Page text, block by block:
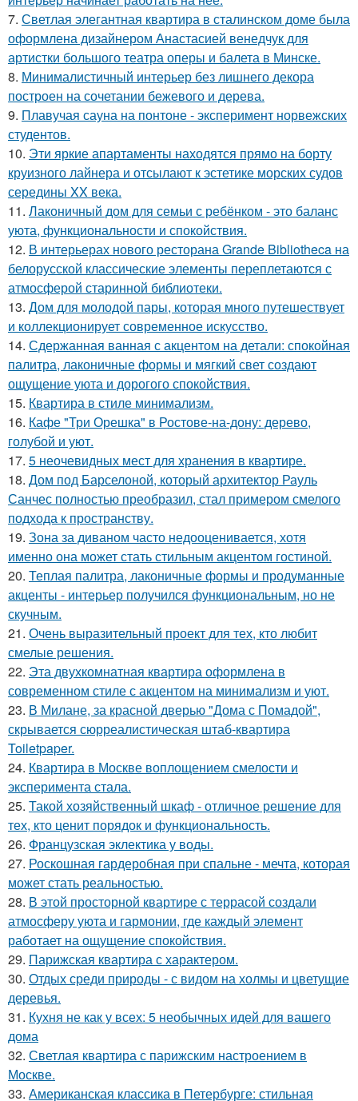
7. Светлая элегантная квартира в сталинском доме была
оформлена дизайнером Анастасией венедчук для
артистки большого театра оперы и балета в Минске.
8. Минималистичный интерьер без лишнего декора
построен на сочетании бежевого и дерева.
9. Плавучая сауна на понтоне - эксперимент норвежских
студентов.
10. Эти яркие апартаменты находятся прямо на борту
круизного лайнера и отсылают к эстетике морских судов
середины XX века.
11. Лаконичный дом для семьи с ребёнком - это баланс
уюта, функциональности и спокойствия.
12. В интерьерах нового ресторана Grande Bibliotheca на
белорусской классические элементы переплетаются с
атмосферой старинной библиотеки.
13. Дом для молодой пары, которая много путешествует
и коллекционирует современное искусство.
14. Сдержанная ванная с акцентом на детали: спокойная
палитра, лаконичные формы и мягкий свет создают
ощущение уюта и дорогого спокойствия.
15. Квартира в стиле минимализм.
16. Кафе "Три Орешка" в Ростове-на-дону: дерево,
голубой и уют.
17. 5 неочевидных мест для хранения в квартире.
18. Дом под Барселоной, который архитектор Рауль
Санчес полностью преобразил, стал примером смелого
подхода к пространству.
19. Зона за диваном часто недооценивается, хотя
именно она может стать стильным акцентом гостиной.
20. Теплая палитра, лаконичные формы и продуманные
акценты - интерьер получился функциональным, но не
скучным.
21. Очень выразительный проект для тех, кто любит
смелые решения.
22. Эта двухкомнатная квартира оформлена в
современном стиле с акцентом на минимализм и уют.
23. В Милане, за красной дверью "Дома с Помадой",
скрывается сюрреалистическая штаб-квартира
Toiletpaper.
24. Квартира в Москве воплощением смелости и
эксперимента стала.
25. Такой хозяйственный шкаф - отличное решение для
тех, кто ценит порядок и функциональность.
26. Французская эклектика у воды.
27. Роскошная гардеробная при спальне - мечта, которая
может стать реальностью.
28. В этой просторной квартире с террасой создали
атмосферу уюта и гармонии, где каждый элемент
работает на ощущение спокойствия.
29. Парижская квартира с характером.
30. Отдых среди природы - с видом на холмы и цветущие
деревья.
31. Кухня не как у всех: 5 необычных идей для вашего
дома
32. Светлая квартира с парижским настроением в
Москве.
33. Американская классика в Петербурге: стильная